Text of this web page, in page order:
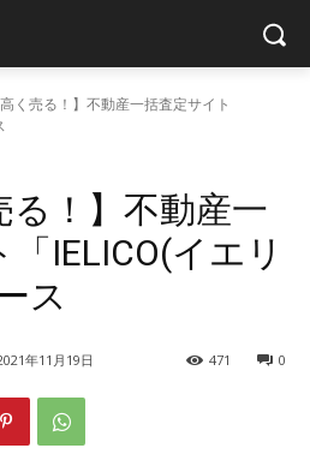
高く売る！】不動産一括査定サイト
る！】不動産一
IELICO(イエリ
ス
年11月19日 0
471